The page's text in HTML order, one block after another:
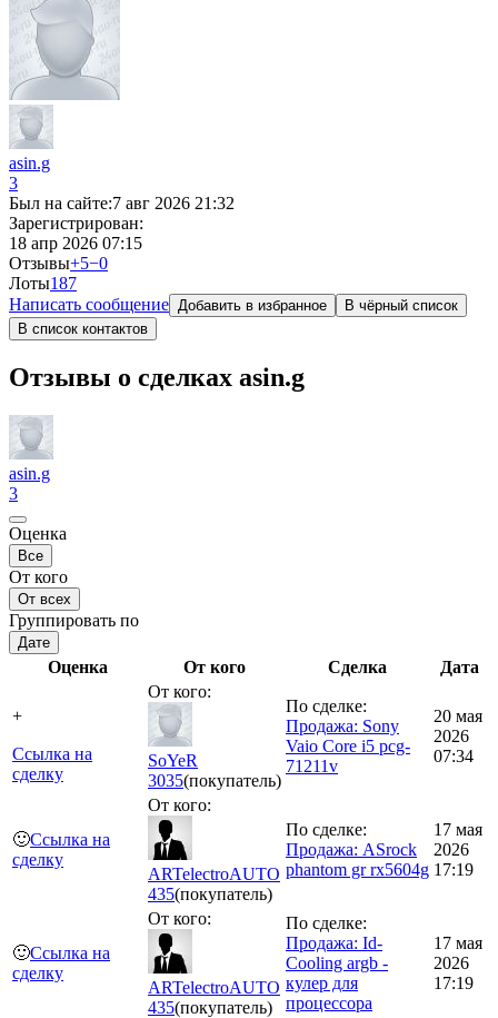
asin.g
3
Был на сайте:7 авг 2026 21:32
Зарегистрирован:
18 апр 2026 07:15
Отзывы+5−0
Лоты187
Написать сообщение Добавить в избранное
В чёрный список
В список контактов
Отзывы о сделках asin.g
asin.g
3
Оценка
Все
От кого
От всех
Группировать по
Дате
Оценка От кого Сделка Дата
+
Ссылка на
сделку
От кого:
SoYeR
3035(покупатель)
По сделке:
Продажа: Sony
Vaio Core i5 pcg-
71211v
20 мая
2026
07:34
🙂Ссылка на
сделку
От кого:
ARTelectroAUTO
435(покупатель)
По сделке:
Продажа: ASrock
phantom gr rx5604g
17 мая
2026
17:19
🙂Ссылка на
сделку
От кого:
ARTelectroAUTO
435(покупатель)
По сделке:
Продажа: Id-
Cooling argb -
кулер для
процессора
17 мая
2026
17:19